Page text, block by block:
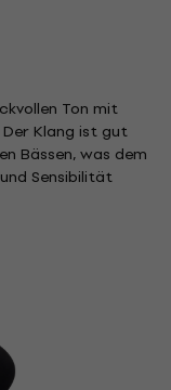
Ton mit
Klang ist gut
Bässen, was dem
Sensibilität